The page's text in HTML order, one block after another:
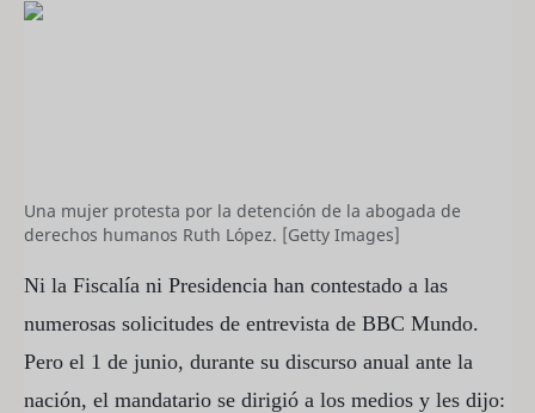
Una mujer protesta por la detención de la abogada de
derechos humanos Ruth López. [Getty Images]
Ni la Fiscalía ni Presidencia han contestado a las
numerosas solicitudes de entrevista de BBC Mundo.
Pero el 1 de junio, durante su discurso anual ante la
nación, el mandatario se dirigió a los medios y les dijo: